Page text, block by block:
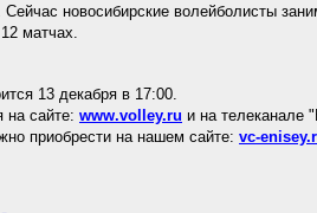
новосибирские волейболисты
матчах.
13 декабря в 17:00.
на сайте: www.volley.ru и на телеканале
приобрести на нашем сайте: vc-